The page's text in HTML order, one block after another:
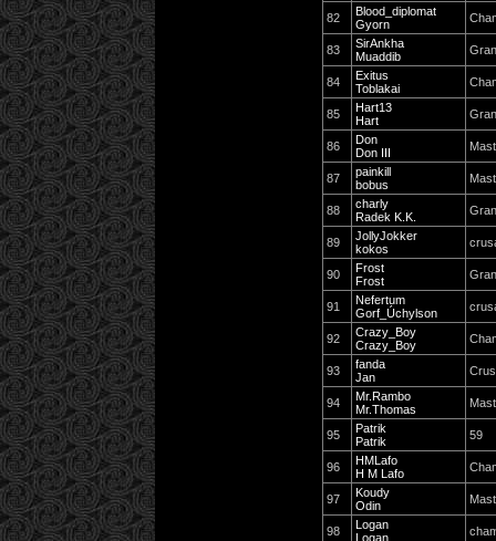
82
Blood_diplomat
Gyorn
83
SirAnkha
Muaddib
84
Exitus
Toblakai
85
Hart13
Hart
86
Don
Don III
87
painkill
bobus
88
charly
Radek K.K.
89
JollyJokker
kokos
90
Frost
Frost
91
Nefertum
Gorf_Úchylson
92
Crazy_Boy
Crazy_Boy
93
fanda
Jan
94
Mr.Rambo
Mr.Thomas
95
Patrik
Patrik
59
96
HMLafo
H M Lafo
97
Koudy
Odin
98
Logan
Logan